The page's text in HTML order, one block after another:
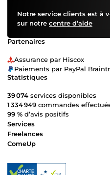
Notre service clients est à
sur notre centre d’aide
Partenaires
Assurance par Hiscox
Paiements par PayPal
Statistiques
39 074 services disponibles
1 334 949 commandes
99 % d’avis positifs
Services
Freelances
ComeUp